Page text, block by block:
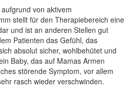
von aktivem
stellt für den Therapiebereich eine
und ist an anderen Stellen gut
Patienten das Gefühl, das
absolut sicher, wohlbehütet und
Baby, das auf Mamas Armen
störende Symptom, vor allem
rasch wieder verschwinden.